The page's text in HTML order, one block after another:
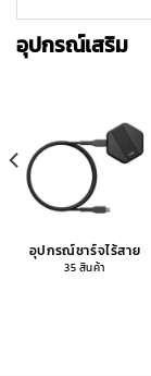
อุปกรณ์เสริม
อุปกรณ์ชาร์จไร้สาย
35 สินค้า